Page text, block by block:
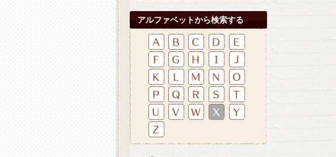
アルファベットから検索する